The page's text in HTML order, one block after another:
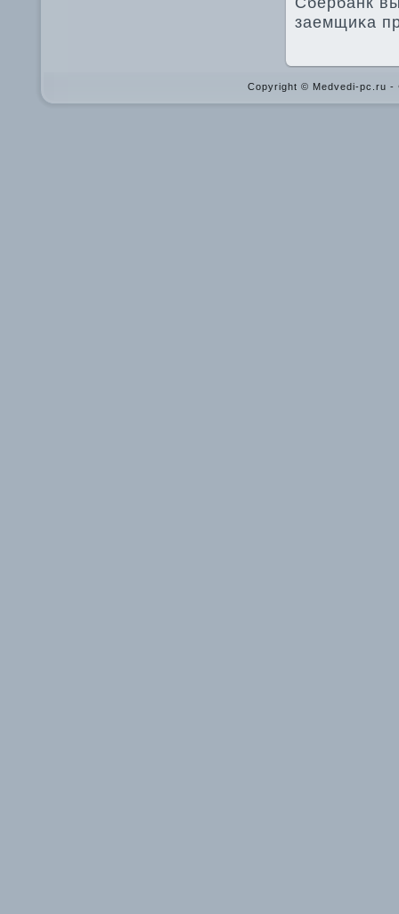
заемщиκа
Copyright © Medvedi-pc.ru -